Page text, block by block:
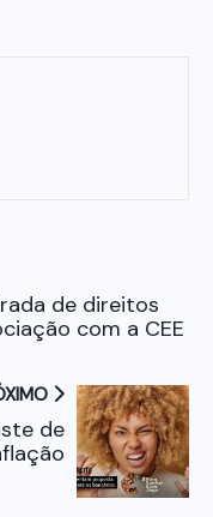
de direitos
com a CEE
de